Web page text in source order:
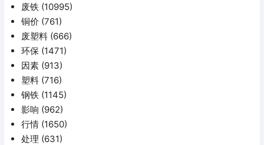
废铁 (10995)
铜价 (761)
废塑料 (666)
环保 (1471)
因素 (913)
塑料 (716)
钢铁 (1145)
影响 (962)
行情 (1650)
处理 (631)